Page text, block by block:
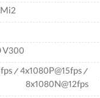
V300
/ 4x1080P@15fps /
8x1080N@12fps